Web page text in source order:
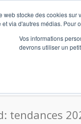
web stocke des cookies sur
et via d'autres médias. Pour
Vos informations
devrons utiliser un
tendances